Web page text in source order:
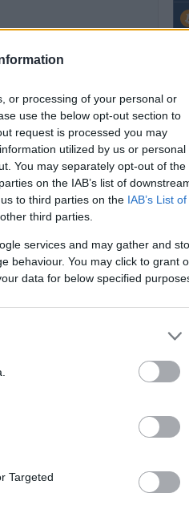
or processing of your personal or
use the below opt-out section to
request is processed you may
utilized by us or personal
You may separately opt-out of the
on the IAB’s list of
to third parties on the IAB’s List of
third parties.
services and may gather and
behaviour. You may click to grant
data for below specified
Targeted
esse
é essencial
ao risco.
a
1
2
3
4
5